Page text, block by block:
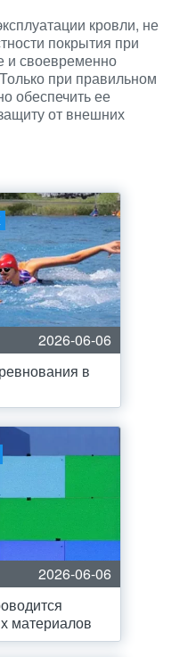
кровли, не
покрытия при
и своевременно
при правильном
обеспечить ее
от внешних
2026-06-06
в
2026-06-06
материалов